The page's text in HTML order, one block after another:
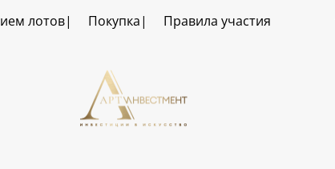
лотов Покупка Правила участия